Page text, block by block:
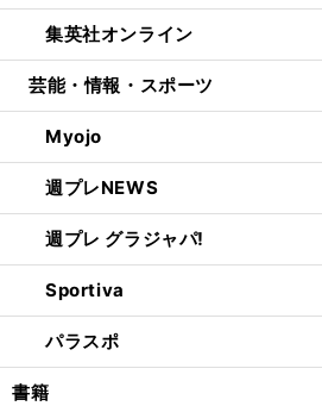
集英社オンライン
芸能・情報・スポーツ
Myojo
週プレNEWS
週プレ グラジャパ!
Sportiva
パラスポ
書籍